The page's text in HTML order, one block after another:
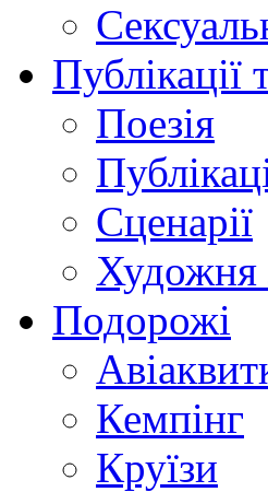
Публікації
Поезія
Сценарії
Художня
Подорожі
Кемпінг
Круїзи